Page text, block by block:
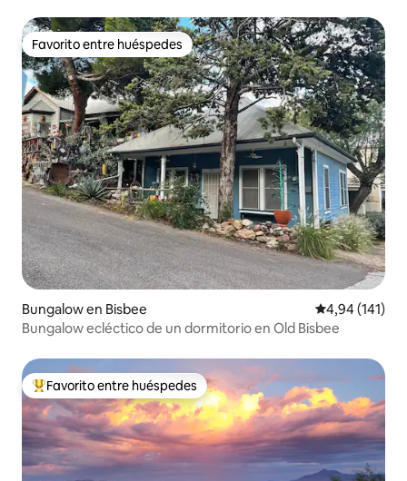
Favorito entre huéspedes
Favorito entre huéspedes
Bungalow en Bisbee Calificación
4,94 (141)
Bungalow ecléctico de un dormitorio en Old Bisbee
Favorito entre los huéspedes más destacados
Favorito entre huéspedes